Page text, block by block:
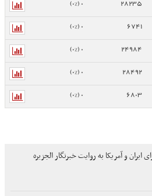
28235
0 (0%)
6741
0 (0%)
24984
0 (0%)
28492
0 (0%)
6803
0 (0%)
و آمریکا به روایت خبرنگار الجزیره